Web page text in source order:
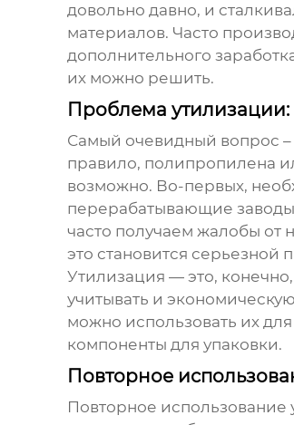
довольно давно, и
материалов. Часто
дополнительного
их можно решить.
Проблема
Самый очевидный вопрос –
правило, полипропилена
возможно. Во-первых,
перерабатывающие
часто получаем жалобы от
это становится серьезной
Утилизация — это,
учитывать и
можно использовать их
компоненты для упаковки.
Повторное
Повторное использование